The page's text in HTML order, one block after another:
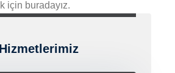
Hizmetlerimiz
için buradayız.